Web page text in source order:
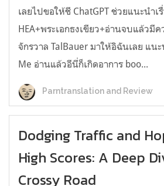
เลยไปขอให้ชี ChatGPT ช่วยแนะนำ
HEA+พระเอกธงเขียว+อ่านจบแล้วมี
จักรวาล TalBauer มาให้อิฉันเลย แนะ
Me อ่านแล้วอีนี่ก็เกิดอาการ boo...
Parntranslation and Review
Dodging Traffic and
High Scores: A Deep
Crossy Road